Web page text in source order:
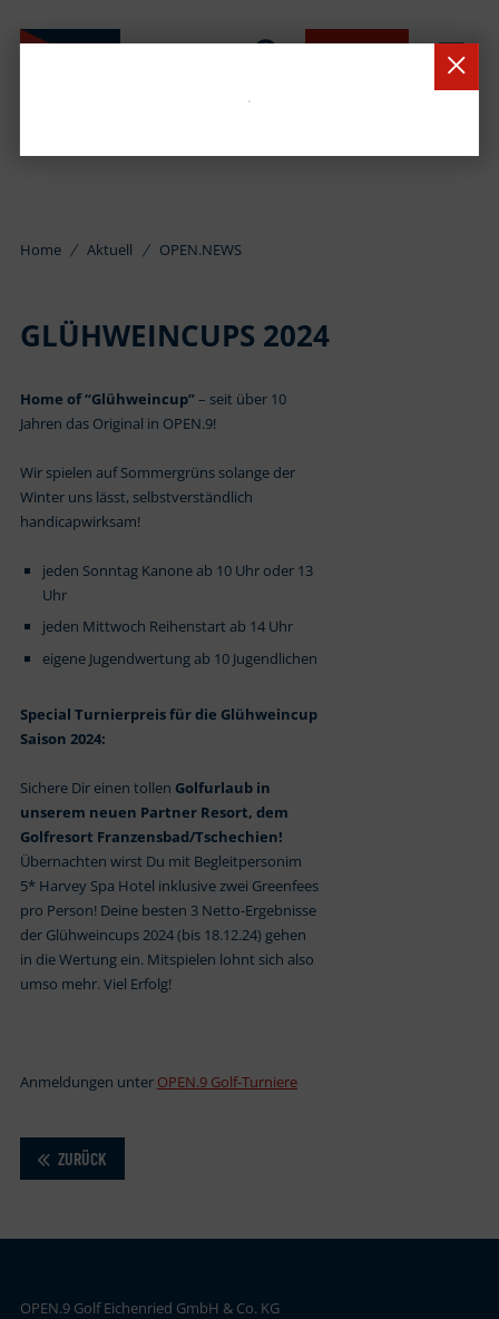
Home Aktuell OPEN.NEWS
GLÜHWEINCUPS 2024
Home of “Glühweincup”– seit über 10
Jahren das Original in OPEN.9!
Wir spielen auf Sommergrüns solange der
Winter uns lässt, selbstverständlich
handicapwirksam!
jeden Sonntag Kanone ab 10 Uhr oder 13
Uhr
jeden Mittwoch Reihenstart ab 14 Uhr
eigene Jugendwertung ab 10 Jugendlichen
Special Turnierpreis für die Glühweincup
Saison 2024:
Sichere Dir einen tollen Golfurlaub in
unserem neuen Partner Resort, dem
Golfresort Franzensbad/Tschechien!
Übernachten wirst Du mit Begleitpersonim
5* Harvey Spa Hotel inklusive zwei Greenfees
pro Person! Deine besten 3 Netto-Ergebnisse
der Glühweincups 2024 (bis 18.12.24) gehen
in die Wertung ein. Mitspielen lohnt sich also
umso mehr. Viel Erfolg!
Anmeldungen unter OPEN.9 Golf-Turniere
ZURÜCK
OPEN.9 Golf Eichenried GmbH & Co. KG